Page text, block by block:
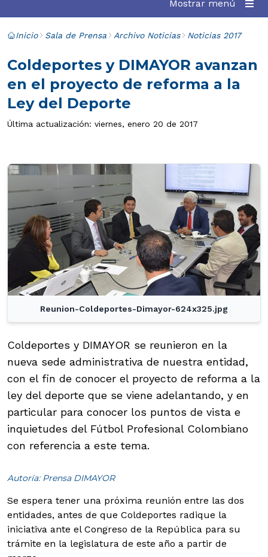
Mostrar menú
Inicio Sala de Prensa Archivo Noticias Noticias 2017
Coldeportes y DIMAYOR avanzan
en el proyecto de reforma a la
Ley del Deporte
Última actualización: viernes, enero 20 de 2017
Reunion-Coldeportes-Dimayor-624x325.jpg
Coldeportes y DIMAYOR se reunieron en la
nueva sede administrativa de nuestra entidad,
con el fin de conocer el proyecto de reforma a la
ley del deporte que se viene adelantando, y en
particular para conocer los puntos de vista e
inquietudes del Fútbol Profesional Colombiano
con referencia a este tema.
Autoría: Prensa DIMAYOR
Se espera tener una próxima reunión entre las dos
entidades, antes de que Coldeportes radique la
iniciativa ante el Congreso de la República para su
trámite en la legislatura de este año a partir de